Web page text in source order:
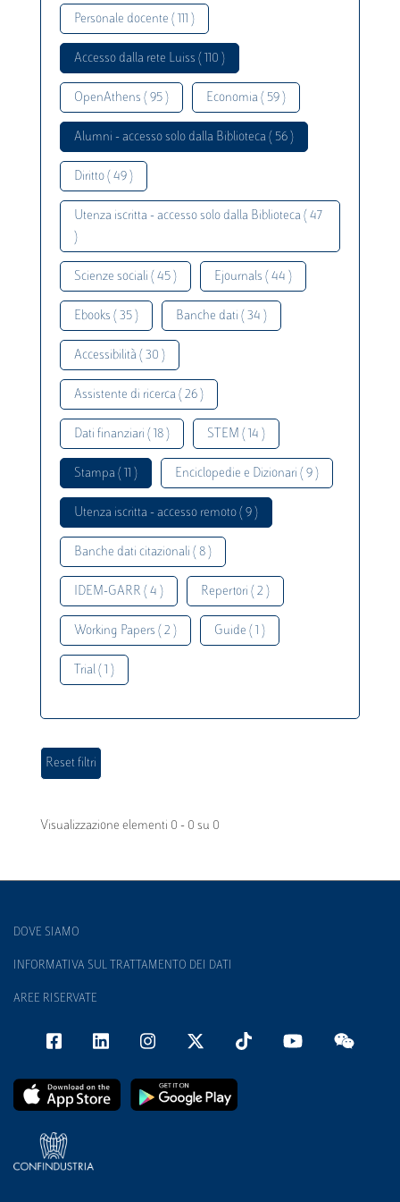
Personale docente ( 111 )
Accesso dalla rete Luiss ( 110 )
OpenAthens ( 95 ) Economia ( 59 )
Alumni - accesso solo dalla Biblioteca ( 56 )
Diritto ( 49 )
Utenza iscritta - accesso solo dalla Biblioteca ( 47
)
Scienze sociali ( 45 ) Ejournals ( 44 )
Ebooks ( 35 ) Banche dati ( 34 )
Accessibilità ( 30 )
Assistente di ricerca ( 26 )
Dati finanziari ( 18 ) STEM ( 14 )
Stampa ( 11 ) Enciclopedie e Dizionari ( 9 )
Utenza iscritta - accesso remoto ( 9 )
Banche dati citazionali ( 8 )
IDEM-GARR ( 4 ) Repertori ( 2 )
Working Papers ( 2 ) Guide ( 1 )
Trial ( 1 )
Visualizzazione elementi 0 - 0 su 0
DOVE SIAMO
INFORMATIVA SUL TRATTAMENTO DEI DATI
AREE RISERVATE